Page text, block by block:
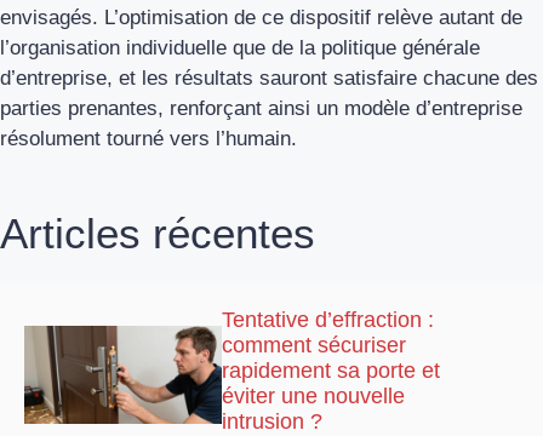
envisagés. L’optimisation de ce dispositif relève autant de
l’organisation individuelle que de la politique générale
d’entreprise, et les résultats sauront satisfaire chacune des
parties prenantes, renforçant ainsi un modèle d’entreprise
résolument tourné vers l’humain.
Articles récentes
Tentative d’effraction :
comment sécuriser
rapidement sa porte et
éviter une nouvelle
intrusion ?